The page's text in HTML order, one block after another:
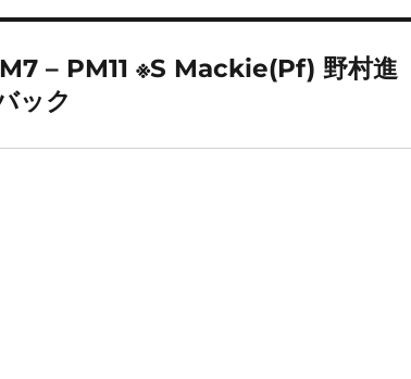
– PM11 ※S Mackie(Pf) 野村進
ック